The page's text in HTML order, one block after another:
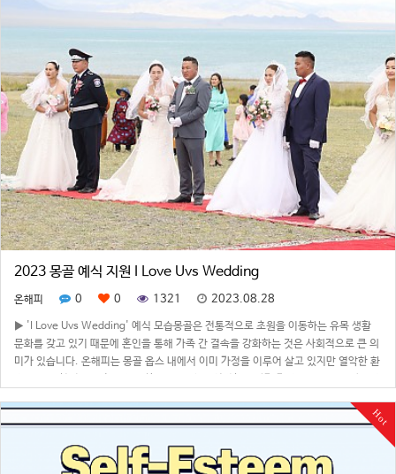
2023 몽골 예식 지원 I Love Uvs Wedding
온해피 0 0 1321 2023.08.28
▶ 'I Love Uvs Wedding' 예식 모습몽골은 전통적으로 초원을 이동하는 유목 생활
문화를 갖고 있기 때문에 혼인을 통해 가족 간 결속을 강화하는 것은 사회적으로 큰 의
미가 있습니다. 온해피는 몽골 옵스 내에서 이미 가정을 이루어 살고 있지만 열악한 환
Hot